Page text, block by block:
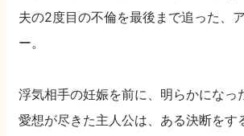
夫の2度目の不倫を最後まで追った、
ー。
浮気相手の妊娠を前に、明らかになっ
愛想が尽きた主人公は、ある決断をす